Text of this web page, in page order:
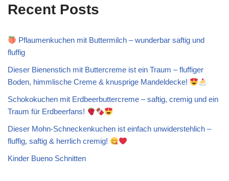
Recent Posts
Pflaumenkuchen mit Buttermilch – wunderbar saftig und
fluffig
Dieser Bienenstich mit Buttercreme ist ein Traum – fluffiger
Boden, himmlische Creme & knusprige Mandeldecke!
Schokokuchen mit Erdbeerbuttercreme – saftig, cremig und ein
Traum für Erdbeerfans!
Dieser Mohn-Schneckenkuchen ist einfach unwiderstehlich –
fluffig, saftig & herrlich cremig!
Kinder Bueno Schnitten